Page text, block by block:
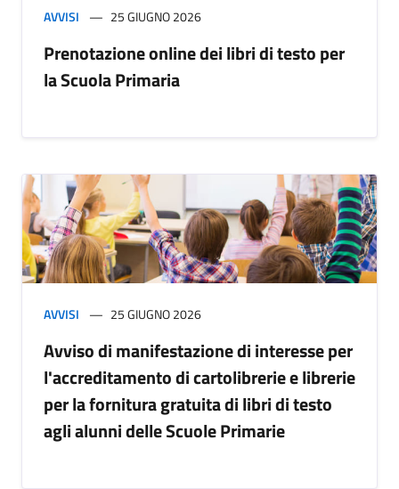
AVVISI 25 GIUGNO 2026
Prenotazione online dei libri di testo per
la Scuola Primaria
AVVISI 25 GIUGNO 2026
Avviso di manifestazione di interesse per
l'accreditamento di cartolibrerie e librerie
per la fornitura gratuita di libri di testo
agli alunni delle Scuole Primarie